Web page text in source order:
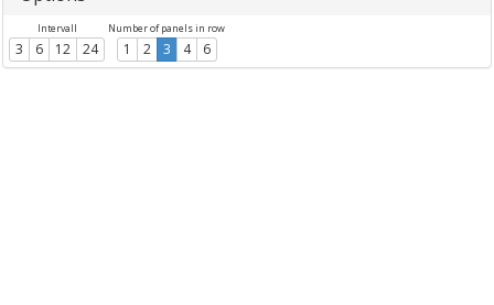
Intervall
3 6 12 24
Number of panels in row
1 2 3 4 6